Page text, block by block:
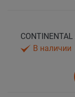
В наличии